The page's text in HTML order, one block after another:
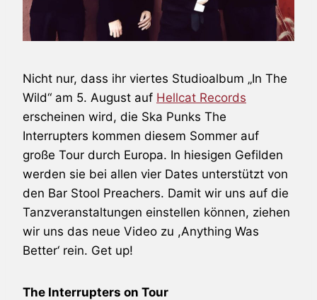
Nicht nur, dass ihr viertes Studioalbum „In The
Wild“ am 5. August auf Hellcat Records
erscheinen wird, die Ska Punks The
Interrupters kommen diesem Sommer auf
große Tour durch Europa. In hiesigen Gefilden
werden sie bei allen vier Dates unterstützt von
den Bar Stool Preachers. Damit wir uns auf die
Tanzveranstaltungen einstellen können, ziehen
wir uns das neue Video zu ,Anything Was
Better‘ rein. Get up!
The Interrupters on Tour